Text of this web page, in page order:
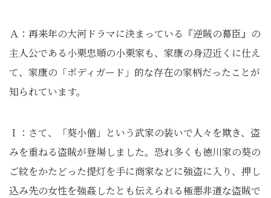
Ａ：再来年の大河ドラマに決まっている『逆賊の幕臣』の
主人公である小栗忠順の小栗家も、家康の身辺近くに仕え
て、家康の「ボディガード」的な存在の家柄だったことが
知られています。
Ｉ：さて、「葵小僧」という武家の装いで人々を欺き、盗
みを重ねる盗賊が登場しました。恐れ多くも徳川家の葵の
ご紋をかたどった提灯を手に商家などに強盗に入り、押し
込み先の女性を強姦したとも伝えられる極悪非道な盗賊で